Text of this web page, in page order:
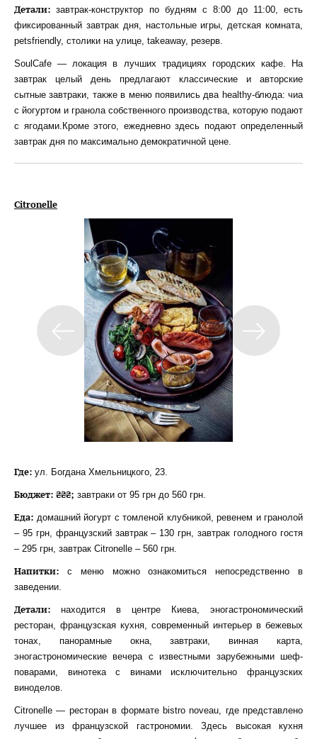
Детали: завтрак-конструктор по будням с 8:00 до 11:00, есть
фиксированный завтрак дня, настольные игры, детская комната,
petsfriendly, столики на улице, takeaway, резерв.
SoulCafe — локация в лучших традициях городских кафе. На
завтрак целый день предлагают классические и авторские
сытные завтраки, также в меню появились два healthy-блюда: чиа
с йогуртом и гранола собственного производства, которую подают
с ягодами.Кроме этого, ежедневно здесь подают определенный
завтрак дня по максимально демократичной цене.
Citronelle
Где: ул. Богдана Хмельницкого, 23.
Бюджет: ₴₴₴; завтраки от 95 грн до 560 грн.
Еда: домашний йогурт с томленой клубникой, ревенем и гранолой
– 95 грн, французский завтрак – 130 грн, завтрак голодного гостя
– 295 грн, завтрак Citronelle – 560 грн.
Напитки: с меню можно ознакомиться непосредственно в
заведении.
Детали: находится в центре Киева, эногастрономический
ресторан, французская кухня, современный интерьер в бежевых
тонах, панорамные окна, завтраки, винная карта,
эногастрономические вечера с известными зарубежными шеф-
поварами, винотека с винами исключительно французских
виноделов.
Citronelle — ресторан в формате bistro noveau, где представлено
лучшее из французской гастрономии. Здесь высокая кухня